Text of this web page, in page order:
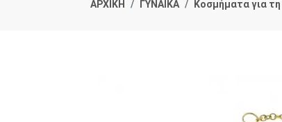
ΑΡΧΙΚΗ ΓΥΝΑΙΚΑ Κοσμήματα για